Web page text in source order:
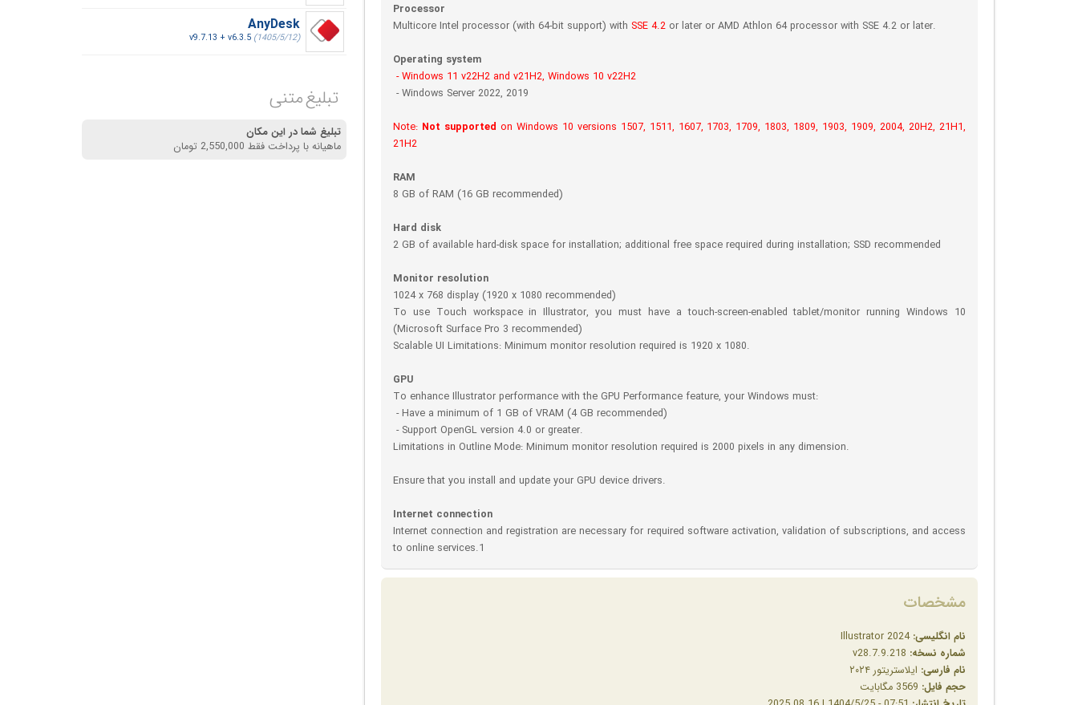
Processor
Multicore Intel processor (with 64-bit support) with SSE 4.2 or later or AMD Athlon 64 processor with SSE 4.2 or later.
Operating system
- Windows 11 v22H2 and v21H2, Windows 10 v22H2
- Windows Server 2022, 2019
Note: Not supported on Windows 10 versions 1507, 1511, 1607, 1703, 1709, 1803, 1809, 1903, 1909, 2004, 20H2, 21H1,
21H2
RAM
8 GB of RAM (16 GB recommended)
Hard disk
2 GB of available hard-disk space for installation; additional free space required during installation; SSD recommended
Monitor resolution
1024 x 768 display (1920 x 1080 recommended)
To use Touch workspace in Illustrator, you must have a touch-screen-enabled tablet/monitor running Windows 10
(Microsoft Surface Pro 3 recommended)
Scalable UI Limitations: Minimum monitor resolution required is 1920 x 1080.
GPU
To enhance Illustrator performance with the GPU Performance feature, your Windows must:
- Have a minimum of 1 GB of VRAM (4 GB recommended)
- Support OpenGL version 4.0 or greater.
Limitations in Outline Mode: Minimum monitor resolution required is 2000 pixels in any dimension.
Ensure that you install and update your GPU device drivers.
Internet connection
Internet connection and registration are necessary for required software activation, validation of subscriptions, and access
to online services.1
مشخصات
نام انگلیسی: Illustrator 2024
شماره نسخه:
نام فارسی: ایلاستریتور ۲۰۲۴
حجم فایل:
AnyDesk
v9.7.13 + v6.3.5 (1405/5/12)
تبلیغ متنی
تبلیغ شما در این مکان
ماهیانه با پرداخت فقط 2,550,000 تومان